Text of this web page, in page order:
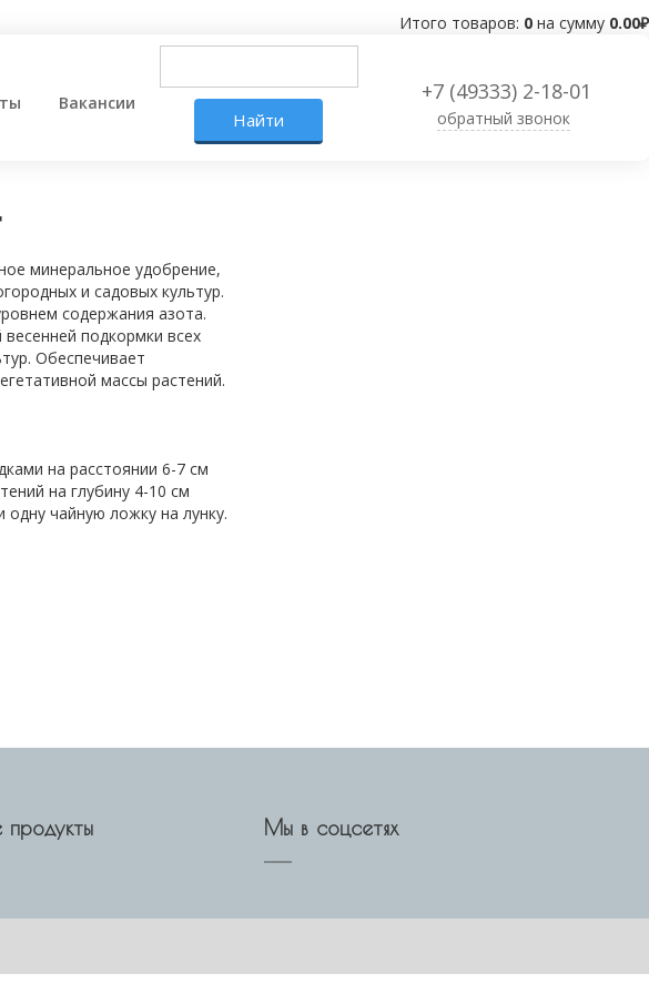
Итого товаров: 0 на сумму 0.00₽
Вакансии +7 (49333) 2-18-01
обратный звонок
минеральное удобрение,
и садовых культур.
содержания азота.
подкормки всех
Обеспечивает
массы растений.
на расстоянии 6-7 см
на глубину 4-10 см
одну чайную ложку на лунку.
Мы в соцсетях